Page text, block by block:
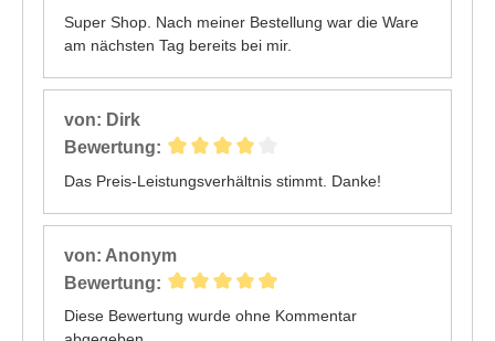
Super Shop. Nach meiner Bestellung war die Ware
am nächsten Tag bereits bei mir.
von: Dirk
Bewertung:
Das Preis-Leistungsverhältnis stimmt. Danke!
von: Anonym
Bewertung:
Diese Bewertung wurde ohne Kommentar